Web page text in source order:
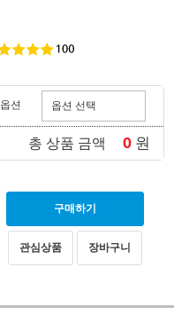
옵션
총 상품 금액 0 원
구매하기
관심상품 장바구니